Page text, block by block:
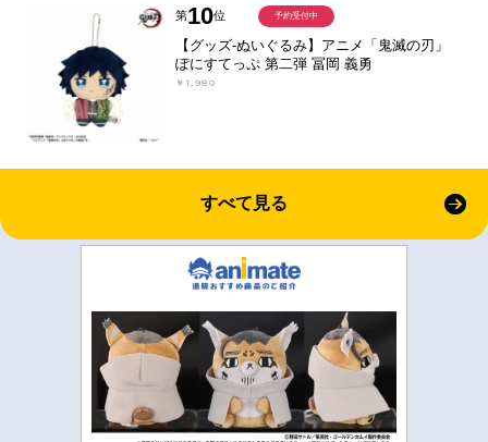
第10位
【グッズ-ぬいぐるみ】アニメ「鬼滅の刃」
ぽにすてっぷ 第二弾 冨岡 義勇
￥1,980
予約受付中
すべて見る